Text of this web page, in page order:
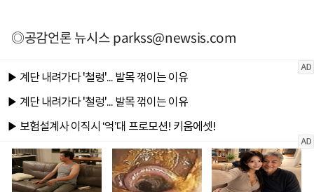
◎공감언론 뉴시스parkss@newsis.com